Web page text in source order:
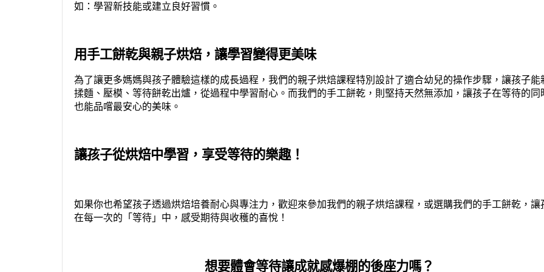
如：學習新技能或建立良好習慣。
用手工餅乾與親子烘焙，讓學習變得更美味
為了讓更多媽媽與孩子體驗這樣的成長過程，我們的親子烘焙課程特別設計了適合幼兒的操作步驟，讓孩子能
揉麵、壓模、等待餅乾出爐，從過程中學習耐心。而我們的手工餅乾，則堅持天然無添加，讓孩子在等待的同
也能品嚐最安心的美味。
讓孩子從烘焙中學習，享受等待的樂趣！
如果你也希望孩子透過烘焙培養耐心與專注力，歡迎來參加我們的親子烘焙課程，或選購我們的手工餅乾，讓
在每一次的「等待」中，感受期待與收穫的喜悅！
想要體會等待讓成就感爆棚的後座力嗎？